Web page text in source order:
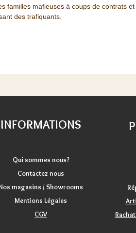
familles mafieuses à coups de contrats et
des trafiquants.
INFORMATIONS
Qui sommes nous?
Contactez nous
magasins / Showrooms
Mentions Légales
CGV